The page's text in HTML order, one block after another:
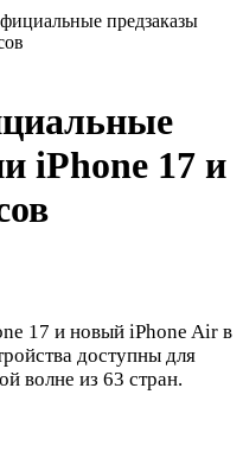
предзаказы
iPhone 17 и
17 и новый iPhone Air в
доступны для
волне из 63 стран.